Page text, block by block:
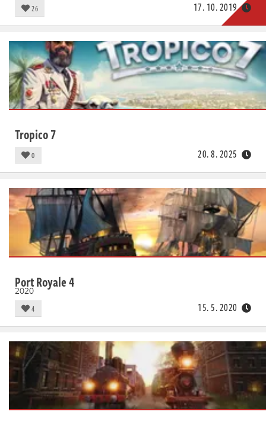
26 17. 10. 2019
Tropico 7
0 20. 8. 2025
Port Royale 4
2020
4 15. 5. 2020